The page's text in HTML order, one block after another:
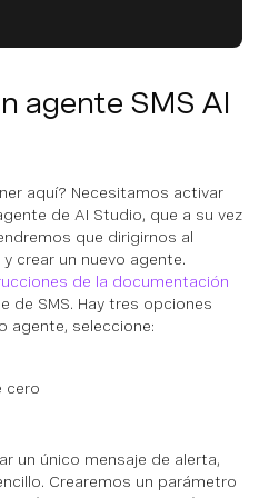
agente SMS AI
aquí? Necesitamos activar
de AI Studio, que a su vez
que dirigirnos al
y crear un nuevo agente.
de la documentación
de SMS. Hay tres opciones
agente, seleccione:
cero
un único mensaje de alerta,
Crearemos un parámetro